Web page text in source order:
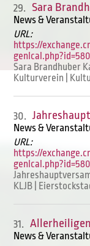
29. Sara
News &
URL:
https://
Sara Brandhuber
Kulturverein |
30.
News &
URL:
https://
KLJB |
31.
News &